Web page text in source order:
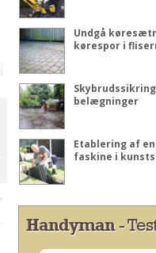
Undgå
kørespor i
belægninger
Etablering af
faskine i
Handyman-